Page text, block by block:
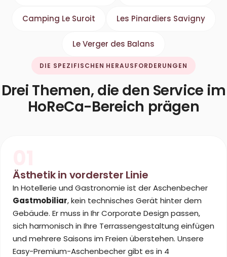
Camping Le Suroit Les Pinardiers Savigny
Le Verger des Balans
DIE SPEZIFISCHEN HERAUSFORDERUNGEN
Drei Themen, die den Service im
HoReCa-Bereich prägen
Ästhetik in vorderster Linie
In Hotellerie und Gastronomie ist der Aschenbecher
Gastmobiliar, kein technisches Gerät hinter dem
Gebäude. Er muss in Ihr Corporate Design passen,
sich harmonisch in Ihre Terrassengestaltung einfügen
und mehrere Saisons im Freien überstehen. Unsere
Easy-Premium-Aschenbecher gibt es in 4